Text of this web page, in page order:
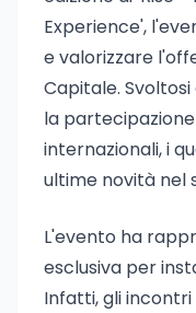
Experience',
e valorizzare
Capitale.
la
internazionali, i
ultime novità nel
L'evento ha
esclusiva per
Infatti, gli incontri